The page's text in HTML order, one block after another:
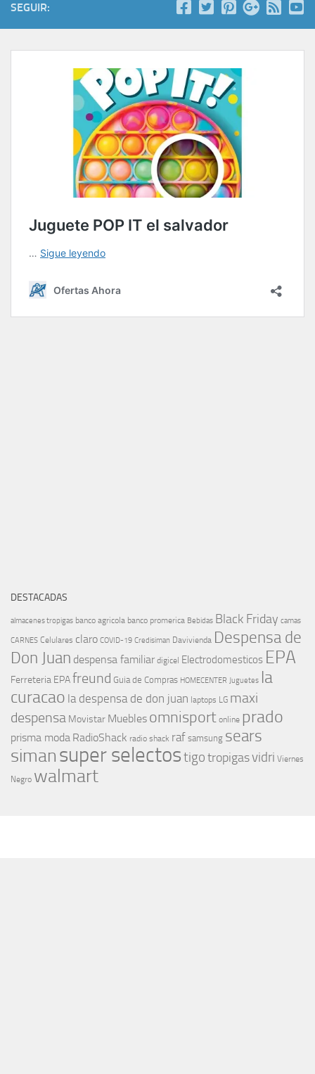
SEGUIR:
DESTACADAS
almacenes tropigas banco agricola banco promerica Bebidas Black Friday camas
CARNES Celulares claro COVID-19 Credisiman Davivienda Despensa de
Don Juan despensa familiar digicel Electrodomesticos EPA
Ferreteria EPAfreund Guia de Compras HOMECENTER Juguetes la
curacao la despensa de don juan laptops LG maxi
despensa Movistar Muebles omnisport online prado
prisma moda RadioShack radio shack raf samsung sears
simansuper selectostigotropigasvidri Viernes
Negro walmart